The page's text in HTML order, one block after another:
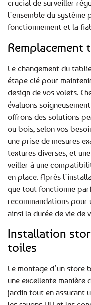
crucial de surveiller
l’ensemble du
fonctionnement et la
Remplacement
Le changement du
étape clé pour
design de vos volets.
évaluons
offrons des solutions
ou bois, selon vos
une prise de mesures
textures diverses, et
veiller à une
en place. Après
que tout fonctionne
recommandations pour
ainsi la durée de vie de
Installation
toiles
Le montage d’un store
une excellente manière
jardin tout en assurant